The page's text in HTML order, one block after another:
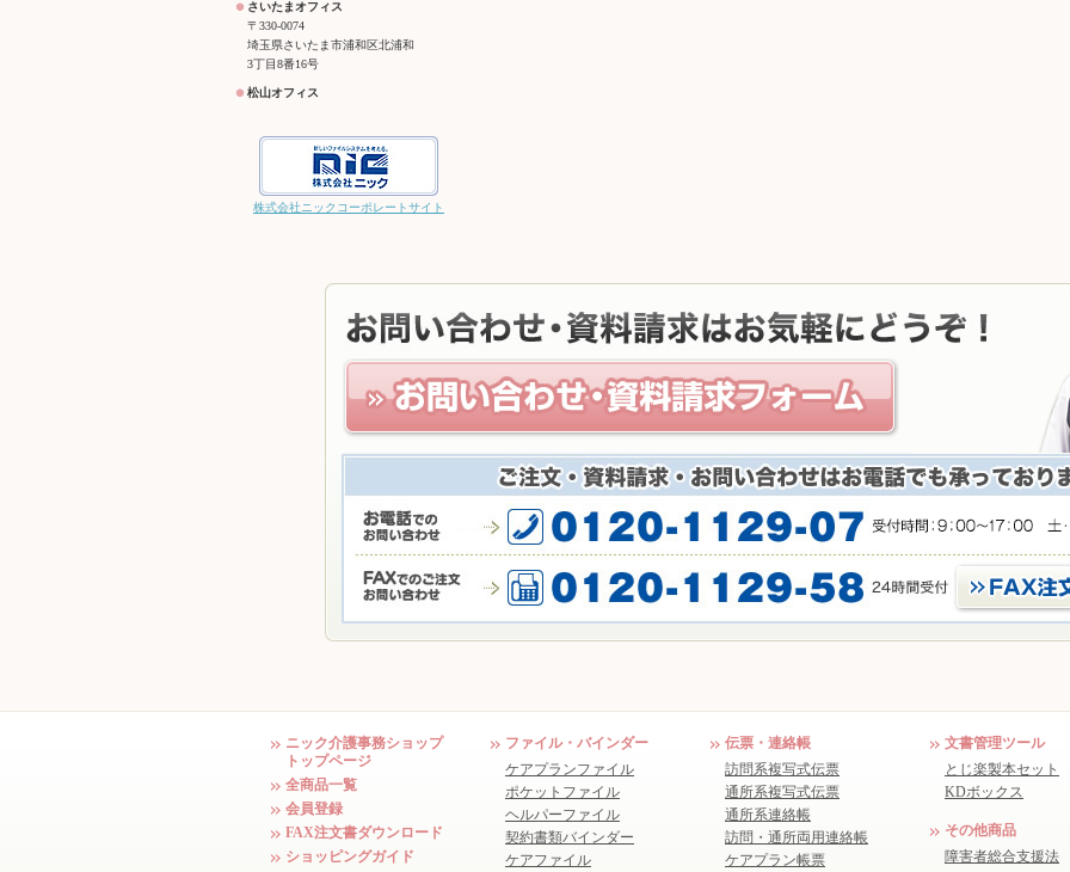
さいたまオフィス
〒330-0074
埼玉県さいたま市浦和区北浦和
3丁目8番16号
松山オフィス
株式会社ニックコーポレートサイト
ニック介護事務ショップ
トップページ
全商品一覧
会員登録
FAX注文書ダウンロード
ショッピングガイド
ファイル・バインダー
ケアプランファイル
ポケットファイル
ヘルパーファイル
契約書類バインダー
ケアファイル
伝票・連絡帳
訪問系複写式伝票
通所系複写式伝票
通所系連絡帳
訪問・通所両用連絡帳
ケアプラン帳票
文書管理ツール
とじ楽製本セット
KDボックス
その他商品
障害者総合支援法